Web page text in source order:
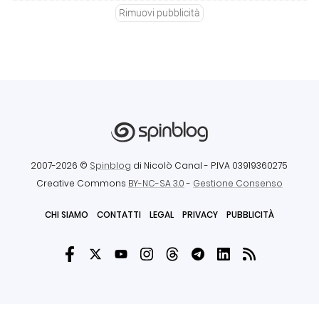
Rimuovi pubblicità
2007-2026 © Spinblog di Nicolò Canal - P.IVA 03919360275
Creative Commons BY-NC-SA 3.0- Gestione Consenso
CHI SIAMO CONTATTI LEGAL PRIVACY PUBBLICITÀ